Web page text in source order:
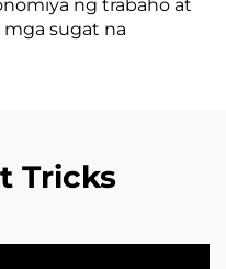
ng trabaho at
sugat na
Tricks